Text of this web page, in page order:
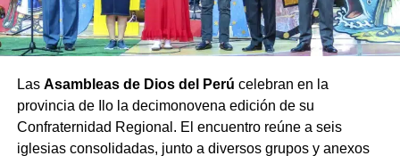
Las Asambleas de Dios del Perú celebran en la
provincia de Ilo la decimonovena edición de su
Confraternidad Regional. El encuentro reúne a seis
iglesias consolidadas, junto a diversos grupos y anexos